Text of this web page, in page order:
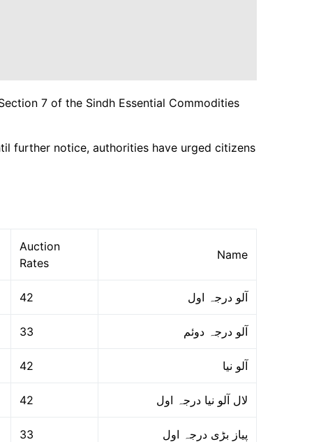
7 of the Sindh Essential Commodities
further notice, authorities have urged citizens
Auction
Rates
Name
42 آلو درجہ اول
33 آلو درجہ دوئم
42 آلو نیا
42 لال آلو نیا درجہ اول
33 پیاز بڑی درجہ اول